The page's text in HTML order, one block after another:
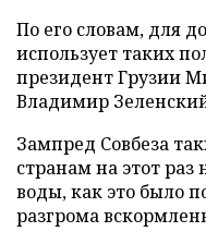
По его словам, для
использует таких
президент Грузии
Владимир
Зампред Совбеза
странам на этот
воды, как это было
разгрома